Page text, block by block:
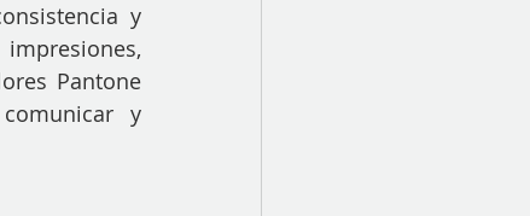
y
Pantone
y